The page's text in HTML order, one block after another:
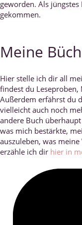
geworden. Als
gekommen.
Meine
Hier stelle ich dir all
findest du Leseproben,
Außerdem erfährst du
vielleicht auch noch
andere Buch
was mich bestärkte,
auszuleben, was
erzähle ich dir hier in